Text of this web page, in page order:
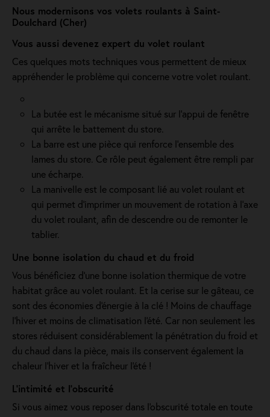
Nous modernisons vos volets roulants à Saint-
Doulchard (Cher)
Vous aussi devenez expert du volet roulant
Ces quelques mots techniques vous permettent de mieux
appréhender le problème qui concerne votre volet roulant.
La butée est le mécanisme situé sur l’appui de fenêtre
qui arrête le battement du store.
La barre est une pièce qui renforce l’ensemble des
lames du store. Ce rôle peut également être rempli par
une écharpe.
La manivelle est le composant lié au volet roulant et
qui permet d’imprimer un mouvement de rotation à l’axe
du volet roulant, afin de descendre ou de remonter le
tablier.
Une bonne isolation du chaud et du froid
Vous bénéficiez d'une bonne isolation thermique de votre
habitat grâce au volet roulant. Et la cerise sur le gâteau, ce
sont des économies d'énergie à la clé ! Moins de chauffage
l'hiver et moins de climatisation l'été. Car non seulement les
stores réduisent considérablement la pénétration du froid et
du chaud dans la pièce, mais ils conservent également la
chaleur l'hiver et la fraîcheur l'été !
L’intimité et l’obscurité
Si vous aimez vous reposer dans l'obscurité totale en toute